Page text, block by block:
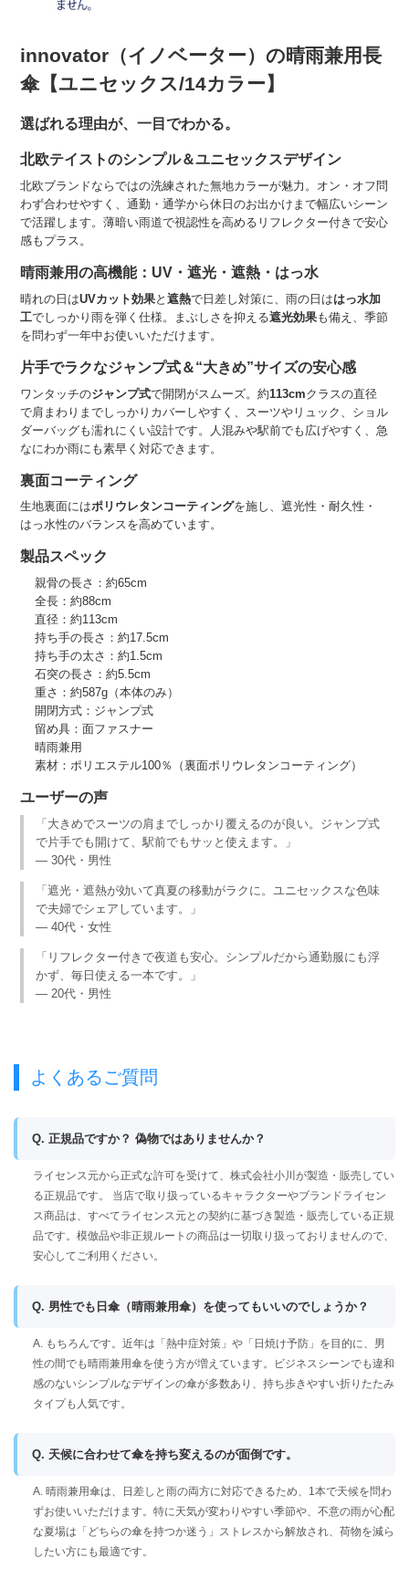
innovator（イノベーター）の晴雨兼用長
傘【ユニセックス/14カラー】
選ばれる理由が、一目でわかる。
北欧テイストのシンプル＆ユニセックスデザイン
北欧ブランドならではの洗練された無地カラーが魅力。オン・オフ問
わず合わせやすく、通勤・通学から休日のお出かけまで幅広いシーン
で活躍します。薄暗い雨道で視認性を高めるリフレクター付きで安心
感もプラス。
晴雨兼用の高機能：UV・遮光・遮熱・はっ水
晴れの日はUVカット効果と遮熱で日差し対策に、雨の日ははっ水加
工でしっかり雨を弾く仕様。まぶしさを抑える遮光効果も備え、季節
を問わず一年中お使いいただけます。
片手でラクなジャンプ式＆“大きめ”サイズの安心感
ワンタッチのジャンプ式で開閉がスムーズ。約113cmクラスの直径
で肩まわりまでしっかりカバーしやすく、スーツやリュック、ショル
ダーバッグも濡れにくい設計です。人混みや駅前でも広げやすく、急
なにわか雨にも素早く対応できます。
裏面コーティング
生地裏面にはポリウレタンコーティングを施し、遮光性・耐久性・
はっ水性のバランスを高めています。
製品スペック
親骨の長さ：約65cm
全長：約88cm
直径：約113cm
持ち手の長さ：約17.5cm
持ち手の太さ：約1.5cm
石突の長さ：約5.5cm
重さ：約587g（本体のみ）
開閉方式：ジャンプ式
留め具：面ファスナー
晴雨兼用
素材：ポリエステル100％（裏面ポリウレタンコーティング）
ユーザーの声
「大きめでスーツの肩までしっかり覆えるのが良い。ジャンプ式
で片手でも開けて、駅前でもサッと使えます。」
— 30代・男性
「遮光・遮熱が効いて真夏の移動がラクに。ユニセックスな色味
で夫婦でシェアしています。」
— 40代・女性
「リフレクター付きで夜道も安心。シンプルだから通勤服にも浮
かず、毎日使える一本です。」
— 20代・男性
よくあるご質問
Q. 正規品ですか？ 偽物ではありませんか？
ライセンス元から正式な許可を受けて、株式会社小川が製造・販売してい
る正規品です。 当店で取り扱っているキャラクターやブランドライセン
ス商品は、すべてライセンス元との契約に基づき製造・販売している正規
品です。模倣品や非正規ルートの商品は一切取り扱っておりませんので、
安心してご利用ください。
Q. 男性でも日傘（晴雨兼用傘）を使ってもいいのでしょうか？
A. もちろんです。近年は「熱中症対策」や「日焼け予防」を目的に、男
性の間でも晴雨兼用傘を使う方が増えています。ビジネスシーンでも違和
感のないシンプルなデザインの傘が多数あり、持ち歩きやすい折りたたみ
タイプも人気です。
Q. 天候に合わせて傘を持ち変えるのが面倒です。
A. 晴雨兼用傘は、日差しと雨の両方に対応できるため、1本で天候を問わ
ずお使いいただけます。特に天気が変わりやすい季節や、不意の雨が心配
な夏場は「どちらの傘を持つか迷う」ストレスから解放され、荷物を減ら
したい方にも最適です。